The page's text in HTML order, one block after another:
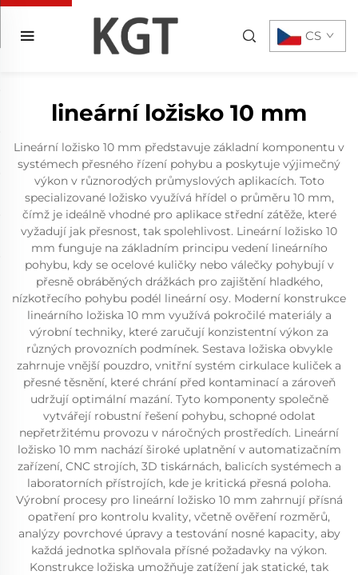
CS
lineární ložisko 10 mm
Lineární ložisko 10 mm představuje základní komponentu v
systémech přesného řízení pohybu a poskytuje výjimečný
výkon v různorodých průmyslových aplikacích. Toto
specializované ložisko využívá hřídel o průměru 10 mm,
čímž je ideálně vhodné pro aplikace střední zátěže, které
vyžadují jak přesnost, tak spolehlivost. Lineární ložisko 10
mm funguje na základním principu vedení lineárního
pohybu, kdy se ocelové kuličky nebo válečky pohybují v
přesně obráběných drážkách pro zajištění hladkého,
nízkotřecího pohybu podél lineární osy. Moderní konstrukce
lineárního ložiska 10 mm využívá pokročilé materiály a
výrobní techniky, které zaručují konzistentní výkon za
různých provozních podmínek. Sestava ložiska obvykle
zahrnuje vnější pouzdro, vnitřní systém cirkulace kuliček a
přesné těsnění, které chrání před kontaminací a zároveň
udržují optimální mazání. Tyto komponenty společně
vytvářejí robustní řešení pohybu, schopné odolat
nepřetržitému provozu v náročných prostředích. Lineární
ložisko 10 mm nachází široké uplatnění v automatizačním
zařízení, CNC strojích, 3D tiskárnách, balicích systémech a
laboratorních přístrojích, kde je kritická přesná poloha.
Výrobní procesy pro lineární ložisko 10 mm zahrnují přísná
opatření pro kontrolu kvality, včetně ověření rozměrů,
analýzy povrchové úpravy a testování nosné kapacity, aby
každá jednotka splňovala přísné požadavky na výkon.
Konstrukce ložiska umožňuje zatížení jak statické, tak